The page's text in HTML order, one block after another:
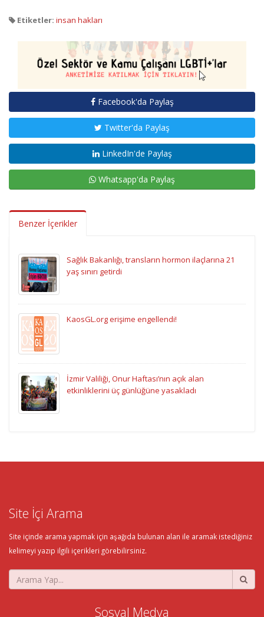
Etiketler: insan hakları
Facebook'da Paylaş
Twitter'da Paylaş
LinkedIn'de Paylaş
Whatsapp'da Paylaş
Benzer İçerikler
Sağlık Bakanlığı, transların hormon ilaçlarına 21
yaş sınırı getirdi
KaosGL.org erişime engellendi!
İzmir Valiliği, Onur Haftası’nın açık alan
etkinliklerini üç günlüğüne yasakladı
Site İçi Arama
Site içinde arama yapmak için aşağıda bulunan alan ile aramak istediğiniz
kelimeyi yazıp ilgili içerikleri görebilirsiniz.
Sosyal Medya